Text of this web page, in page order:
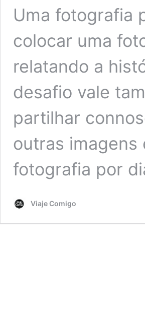
Uma fotografia
colocar uma
relatando a
desafio vale
partilhar
outras imagens
fotografia por
Viaje Comigo